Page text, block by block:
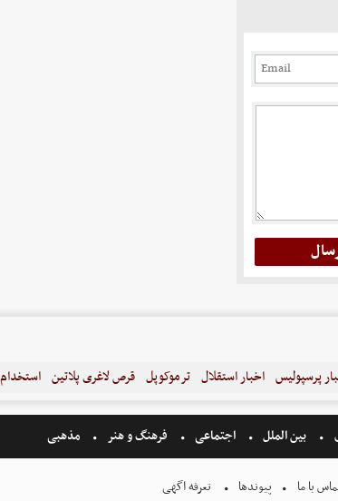
پرسپولیس اخبار استقلال ترموکوپل قرص لاغری پلاتین
بین الملل اجتماعی فرهنگ و هنر مذهبی
با ما پیوندها تعرفه اگهی